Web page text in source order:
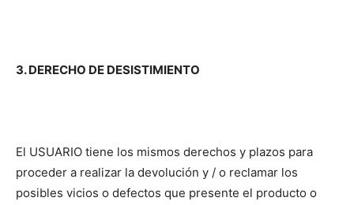
3. DERECHO DE DESISTIMIENTO
El USUARIO tiene los mismos derechos y plazos para
proceder a realizar la devolución y / o reclamar los
posibles vicios o defectos que presente el producto o